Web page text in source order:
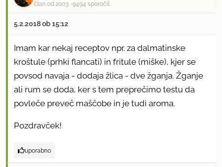
član od 2003 9494 sporočil
5.2.2018 ob 15:12
Imam kar nekaj receptov npr. za dalmatinske
kroštule (prhki flancati) in fritule (miške), kjer se
povsod navaja - dodaja žlica - dve žganja. Žganje
ali rum se doda, ker s tem preprečimo testu da
povleče preveč maščobe in je tudi aroma.
Pozdravček!
uporabno